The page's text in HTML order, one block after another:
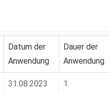
Datum der
Anwendung
Dauer der
Anwendung
31.08.2023 1